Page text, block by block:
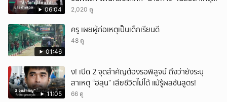
06:04
ชัด!
2,020 ดู
01:46
ครู เผยผู้ก่อเหตุเป็นเด็กเรียนดี
48 ดู
11:05
ึ้ง! เปิด 2 จุดสำคัญต้องรอพิสูจน์ ถึงว่ายังระบุ
สาเหตุ “ฮลุน” เสียชีวิตไม่ได้ แม้รู้ผลชันสูตร!
66 ดู